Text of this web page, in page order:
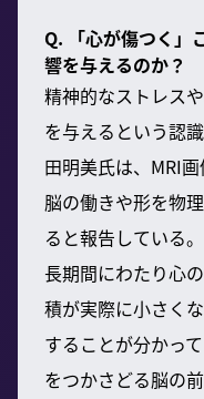
Q. 「心が傷つく」
響を与えるのか？
精神的なストレス
を与えるという認
田明美氏は、MRI
脳の働きや形を物
ると報告している。
長期間にわたり心
積が実際に小さく
することが分かっ
をつかさどる脳の